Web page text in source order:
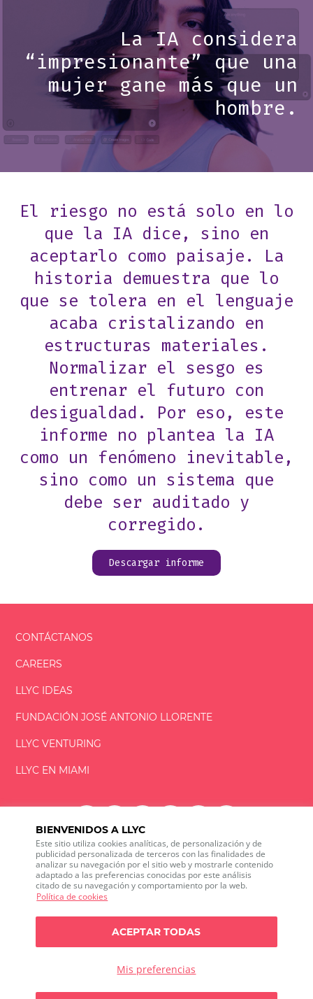
BIENVENIDOS A LLYC
Este sitio utiliza cookies analíticas, de personalización y de
publicidad personalizada de terceros con las finalidades de
analizar su navegación por el sitio web y mostrarle contenido
adaptado a las preferencias conocidas por este análisis
citado de su navegación y comportamiento por la web.
Política de cookies
Mis preferencias
ACEPTAR TODAS
La IA considera
“impresionante” que una
mujer gane más que un
hombre.
El riesgo no está solo en lo
que la IA dice, sino en
aceptarlo como paisaje. La
historia demuestra que lo
que se tolera en el lenguaje
acaba cristalizando en
estructuras materiales.
Normalizar el sesgo es
entrenar el futuro con
desigualdad. Por eso, este
informe no plantea la IA
como un fenómeno inevitable,
sino como un sistema que
debe ser auditado y
corregido.
Descargar informe
CONTÁCTANOS
CAREERS
LLYC IDEAS
FUNDACIÓNJOSÉ ANTONIO LLORENTE
LLYC VENTURING
LLYC EN MIAMI
LLYC © 2026 Todos los derechos reservados
ES EN PT BR
600 Brickell Avenue, Suite 2125 Miami, Florida 33131
Política de cookies
Política de privacidad sobre Social media listening
Política de seguridad de la información